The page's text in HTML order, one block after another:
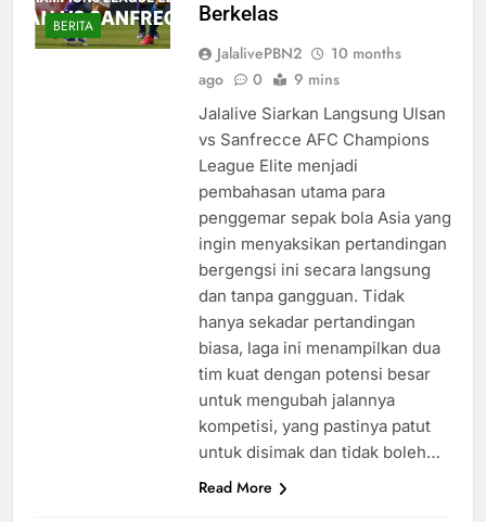
BERITA
Berkelas
JalalivePBN2
10 months
ago
0 9 mins
Jalalive Siarkan Langsung Ulsan
vs Sanfrecce AFC Champions
League Elite menjadi
pembahasan utama para
penggemar sepak bola Asia yang
ingin menyaksikan pertandingan
bergengsi ini secara langsung
dan tanpa gangguan. Tidak
hanya sekadar pertandingan
biasa, laga ini menampilkan dua
tim kuat dengan potensi besar
untuk mengubah jalannya
kompetisi, yang pastinya patut
untuk disimak dan tidak boleh…
Read More